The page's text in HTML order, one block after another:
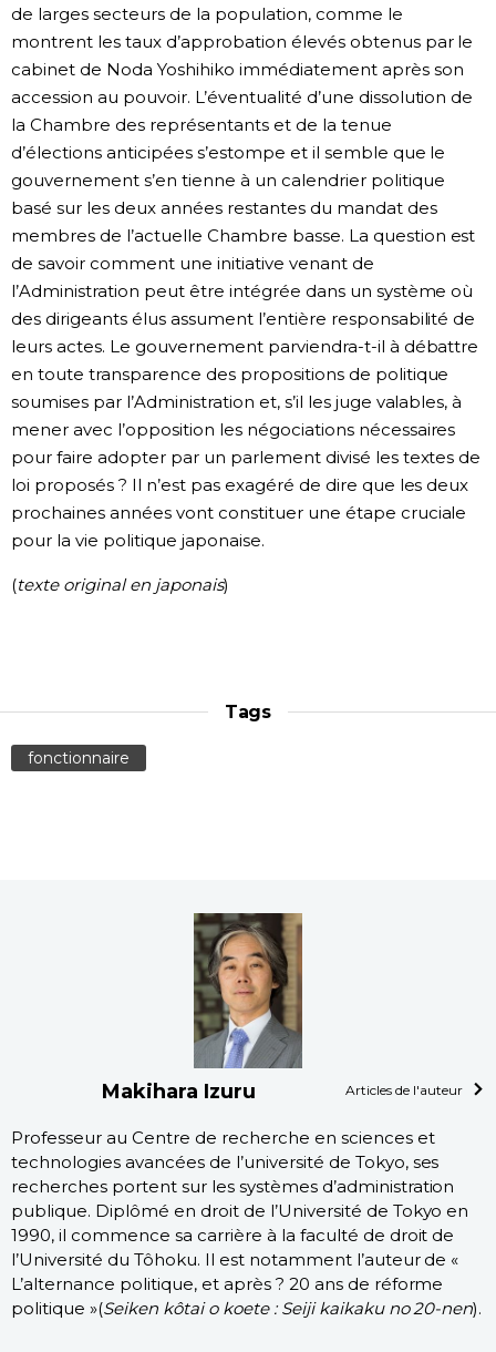
de larges secteurs de la population, comme le
montrent les taux d’approbation élevés obtenus par le
cabinet de Noda Yoshihiko immédiatement après son
accession au pouvoir. L’éventualité d’une dissolution de
la Chambre des représentants et de la tenue
d’élections anticipées s’estompe et il semble que le
gouvernement s’en tienne à un calendrier politique
basé sur les deux années restantes du mandat des
membres de l’actuelle Chambre basse. La question est
de savoir comment une initiative venant de
l’Administration peut être intégrée dans un système où
des dirigeants élus assument l’entière responsabilité de
leurs actes. Le gouvernement parviendra-t-il à débattre
en toute transparence des propositions de politique
soumises par l’Administration et, s’il les juge valables, à
mener avec l’opposition les négociations nécessaires
pour faire adopter par un parlement divisé les textes de
loi proposés ? Il n’est pas exagéré de dire que les deux
prochaines années vont constituer une étape cruciale
pour la vie politique japonaise.
(texte original en japonais)
Tags
fonctionnaire
Makihara Izuru Articles de l'auteur
Professeur au Centre de recherche en sciences et
technologies avancées de l’université de Tokyo, ses
recherches portent sur les systèmes d’administration
publique. Diplômé en droit de l’Université de Tokyo en
1990, il commence sa carrière à la faculté de droit de
l’Université du Tôhoku. Il est notamment l’auteur de «
L’alternance politique, et après ? 20 ans de réforme
politique »(Seiken kôtai o koete : Seiji kaikaku no 20-nen).